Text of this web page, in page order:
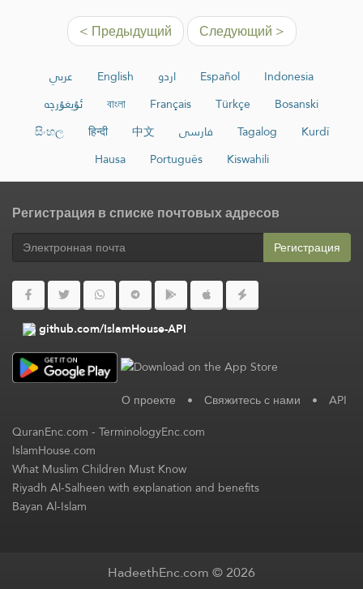
< Предыдущий Следующий >
عربي English اردو Español
Indonesia
ئۇيغۇرچە
বাংলা Français Türkçe
Bosanski
සිංහල
हिन्दी 中文 فارسی Tagalog
Kurdî
Hausa
Português Kiswahili
Регистрация в списке почтовых адресов
Регистрация
github.com/IslamHouse-API
О проекте • Свяжитесь с нами • API
QuranEnc.com-TerminologyEnc.com
IslamHouse.com
What Muslim Children Must Know
Riyadh Al-Salheen with explanation and benefits
Bayan Al-Islam
HadeethEnc.com © 2026